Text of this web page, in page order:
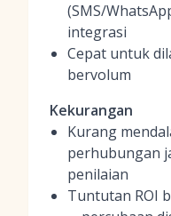
(SMS/
integrasi
Cepat untuk
bervolum
Kekurangan
Kurang
perhubungan
penilaian
Tuntutan ROI